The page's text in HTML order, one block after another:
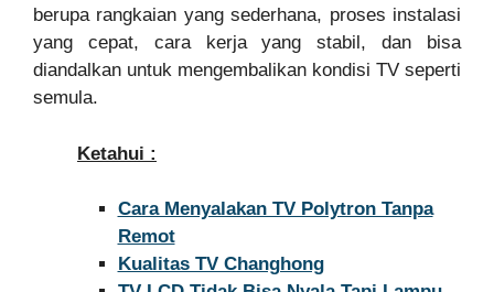
berupa rangkaian yang sederhana, proses instalasi
yang cepat, cara kerja yang stabil, dan bisa
diandalkan untuk mengembalikan kondisi TV seperti
semula.
Ketahui :
Cara Menyalakan TV Polytron Tanpa
Remot
Kualitas TV Changhong